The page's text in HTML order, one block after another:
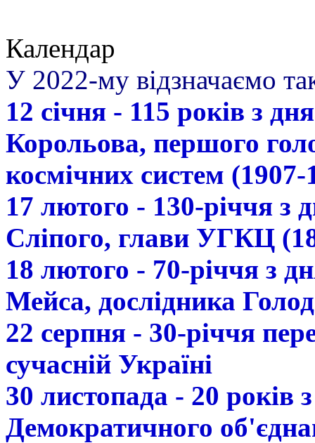
Календар
У 2022-му відзначаємо
12 січня - 115 років з
Корольова, першого
космічних систем (1907-
17 лютого - 130-річчя з
Сліпого, глави УГКЦ
18 лютого - 70-річчя з
Мейса, дослідника
22 серпня - 30-річчя
сучасній Україні
30 листопада - 20 років
Демократичного